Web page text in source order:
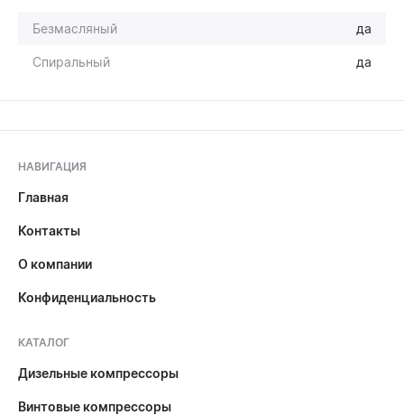
Безмасляный да
Спиральный да
НАВИГАЦИЯ
Главная
Контакты
О компании
Конфиденциальность
КАТАЛОГ
Дизельные компрессоры
Винтовые компрессоры